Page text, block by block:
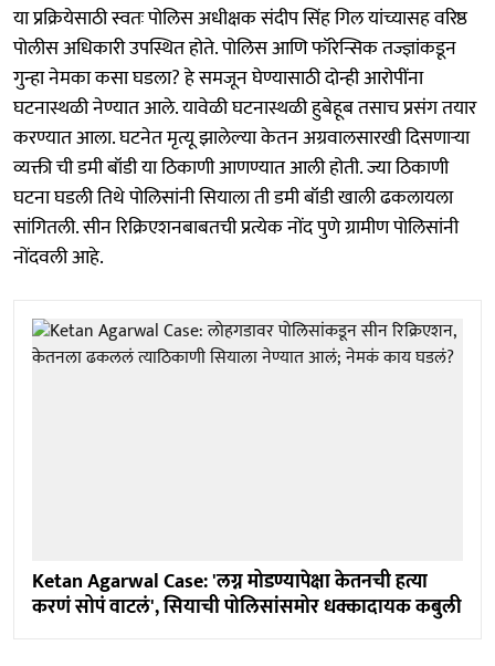
या प्रक्रियेसाठी स्वतः पोलिस अधीक्षक संदीप सिंह गिल यांच्यासह वरिष्ठ
पोलीस अधिकारी उपस्थित होते. पोलिस आणि फॉरेन्सिक तज्ज्ञांकडून
गुन्हा नेमका कसा घडला? हे समजून घेण्यासाठी दोन्ही आरोपींना
घटनास्थळी नेण्यात आले. यावेळी घटनास्थळी हुबेहूब तसाच प्रसंग तयार
करण्यात आला. घटनेत मृत्यू झालेल्या केतन अग्रवालसारखी दिसणाऱ्या
व्यक्ती ची डमी बॉडी या ठिकाणी आणण्यात आली होती. ज्या ठिकाणी
घटना घडली तिथे पोलिसांनी सियाला ती डमी बॉडी खाली ढकलायला
सांगितली. सीन रिक्रिएशनबाबतची प्रत्येक नोंद पुणे ग्रामीण पोलिसांनी
नोंदवली आहे.
Ketan Agarwal Case: 'लग्न मोडण्यापेक्षा केतनची हत्या
करणं सोपं वाटलं', सियाची पोलिसांसमोर धक्कादायक कबुली